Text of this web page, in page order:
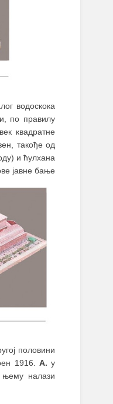
водоскока
по правилу
квадратне
такође од
и ћулхана
јавне бање
половини
1916. А. у
налази